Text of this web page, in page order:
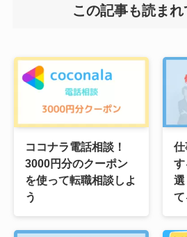
この記事も読ま
ココナラ電話相談！
3000円分のクーポン
を使って転職相談しよ
う
て